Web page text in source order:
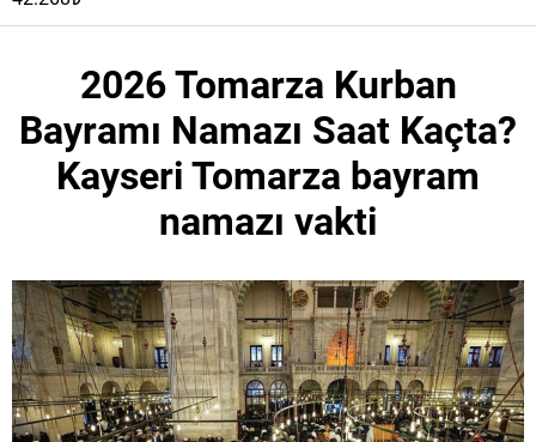
2026 Tomarza Kurban
Bayramı Namazı Saat Kaçta?
Kayseri Tomarza bayram
namazı vakti